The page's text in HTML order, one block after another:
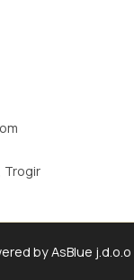
Trogir
by AsBlue j.d.o.o